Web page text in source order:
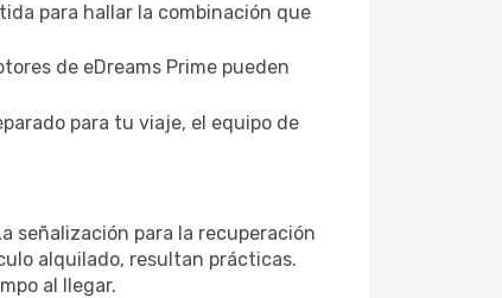
para hallar la combinación que
de eDreams Prime pueden
para tu viaje, el equipo de
señalización para la recuperación
alquilado, resultan prácticas.
al llegar.